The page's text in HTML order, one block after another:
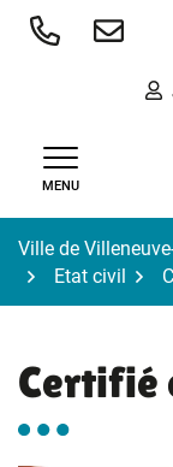
Aller
MENU
Ville de
Etat civil
Certifié